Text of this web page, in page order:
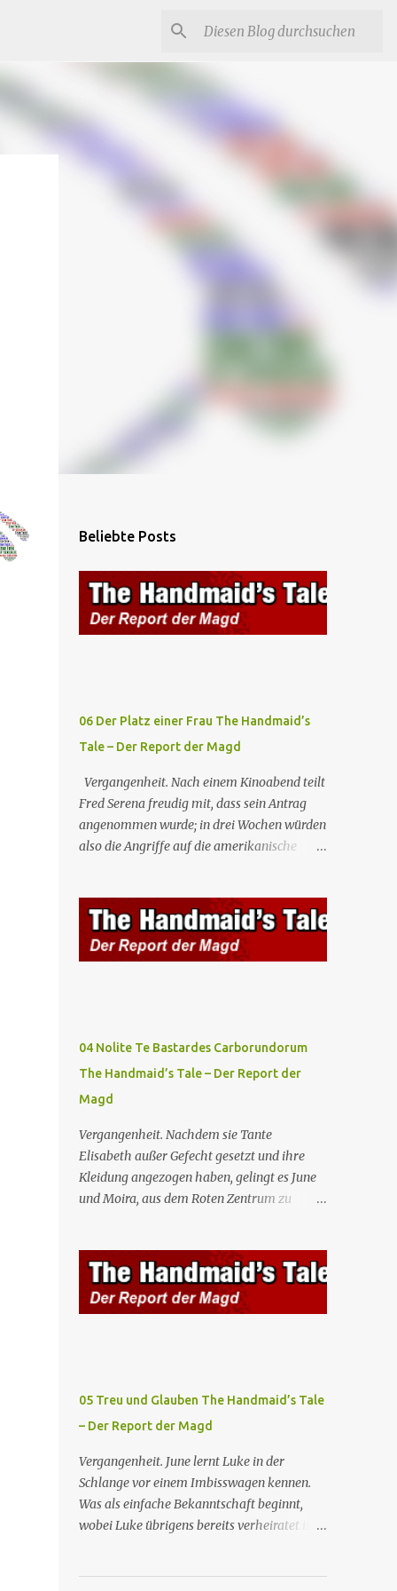
Beliebte Posts
06 Der Platz einer Frau The Handmaid’s
Tale – Der Report der Magd
Vergangenheit. Nach einem Kinoabend teilt
Fred Serena freudig mit, dass sein Antrag
angenommen wurde; in drei Wochen würden
also die Angriffe auf die amerikanische
konservative Intellektuelle, an den
Sitzungen des Rates teilnehmen kann, aber
die anderen zukünftigen Kommandanten
um ein für Gilead lebenswichtiges
Botschafterin Castillo konfrontiert Serena
mit ihrem Buch „Der Platz einer Frau”, das
„häuslichen Feminismus” für eine
Gesellschaft postuliert, deren oberstes Gut
die Fortpflanzung ist. June und andere
Mägde werden zum Staatsbankett mit der
Serena stolz die „Kinder von Gilead”
vorstellt. June nutzt die Gelegenheit, mit
Castillo unter vier Augen zu sprechen, ...
04 Nolite Te Bastardes Carborundorum
The Handmaid’s Tale – Der Report der
Magd
Vergangenheit. Nachdem sie Tante
Elisabeth außer Gefecht gesetzt und ihre
Kleidung angezogen haben, gelingt es June
und Moira, aus dem Roten Zentrum zu
bringen wird, kann jedoch June nicht retten,
die von den Wachen gefangen genommen
und zurück ins Rote Zentrum gebracht wird,
entdeckt im Kleiderschrank die Inschrift
wahrscheinlich von der Magd Difred
hinterlassen wurde, die vor ihr dort war. In
Erwartung der Zeremonie bringt Serena
June zum Gynäkologen, der sich bereit
erklärt, sie zu schwängern, da Fred
verantwortlich gemacht würde. June lehnt
05 Treu und Glauben The Handmaid’s Tale
– Der Report der Magd
Vergangenheit. June lernt Luke in der
Schlange vor einem Imbisswagen kennen.
Was als einfache Bekanntschaft beginnt,
wobei Luke übrigens bereits verheiratet ist,